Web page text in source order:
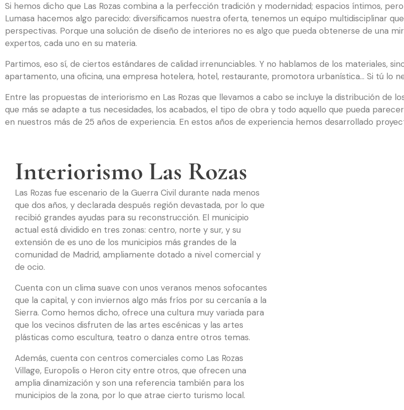
Si hemos dicho que Las Rozas combina a la perfección tradición y modernidad; espacios íntimos,
Lumasa hacemos algo parecido: diversificamos nuestra oferta, tenemos un equipo multidisciplinar
perspectivas. Porque una solución de diseño de interiores no es algo que pueda obtenerse de una
expertos, cada uno en su materia.
Partimos, eso sí, de ciertos estándares de calidad irrenunciables. Y no hablamos de los materiales,
apartamento, una oficina, una empresa hotelera, hotel, restaurante, promotora urbanística… Si tú lo
Entre las propuestas de interiorismo en Las Rozas que llevamos a cabo se incluye la distribución de
que más se adapte a tus necesidades, los acabados, el tipo de obra y todo aquello que pueda
en nuestros más de 25 años de experiencia. En estos años de experiencia hemos desarrollado
Interiorismo Las Rozas
Las Rozas fue escenario de la Guerra Civil durante nada menos
que dos años, y declarada después región devastada, por lo que
recibió grandes ayudas para su reconstrucción. El municipio
actual está dividido en tres zonas: centro, norte y sur, y su
extensión de es uno de los municipios más grandes de la
comunidad de Madrid, ampliamente dotado a nivel comercial y
de ocio.
Cuenta con un clima suave con unos veranos menos sofocantes
que la capital, y con inviernos algo más fríos por su cercanía a la
Sierra. Como hemos dicho, ofrece una cultura muy variada para
que los vecinos disfruten de las artes escénicas y las artes
plásticas como escultura, teatro o danza entre otros temas.
Además, cuenta con centros comerciales como Las Rozas
Village, Europolis o Heron city entre otros, que ofrecen una
amplia dinamización y son una referencia también para los
municipios de la zona, por lo que atrae cierto turismo local.